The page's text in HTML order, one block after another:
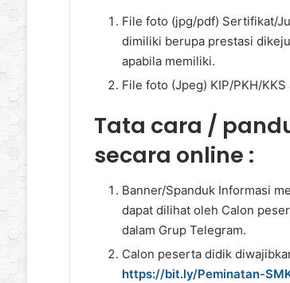
File foto (jpg/pdf) Sertifikat/
dimiliki berupa prestasi
apabila memiliki.
File foto (Jpeg) KIP/PKH/
Tata cara /
secara online :
Banner/Spanduk Informasi
dapat dilihat oleh Calon
dalam Grup Telegram.
Calon peserta didik
https://bit.ly/Peminatan-